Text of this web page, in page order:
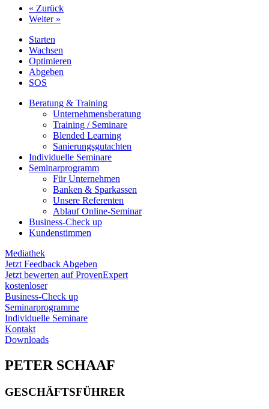
« Zurück
Weiter »
Starten
Wachsen
Optimieren
Abgeben
SOS
Beratung & Training
Unternehmens­beratung
Training / Seminare
Blended Learning
Sanierungs­gutachten
Individuelle Seminare
Seminarprogramm
Für Unternehmen
Banken & Sparkassen
Unsere Referenten
Ablauf Online-Seminar
Business-Check up
Kundenstimmen
Mediathek
Jetzt Feedback Abgeben
Jetzt bewerten auf ProvenExpert
kostenloser
Business-Check up
Seminarprogramme
Individuelle Seminare
Kontakt
Downloads
PETER SCHAAF
GESCHÄFTSFÜHRER